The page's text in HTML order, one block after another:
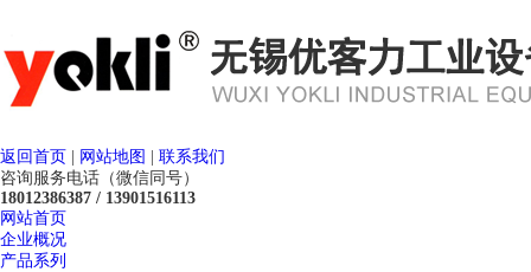
返回首页 网站地图
联系我们
咨询服务电话（微信同号）
18012386387 / 13901516113
网站首页
企业概况
产品系列